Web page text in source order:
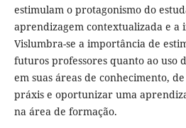
estimulam o protagonismo do
aprendizagem contextualizada e a
Vislumbra-se a importância de
futuros professores quanto ao uso
em suas áreas de conhecimento,
práxis e oportunizar uma
na área de formação.